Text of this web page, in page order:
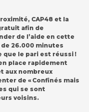
CAP48 et la
afin de
de l’aide en cette
26.000 minutes
que le pari est réussi !
place rapidement
aux nombreux
de « Confinés mais
qui se sont
voisins.